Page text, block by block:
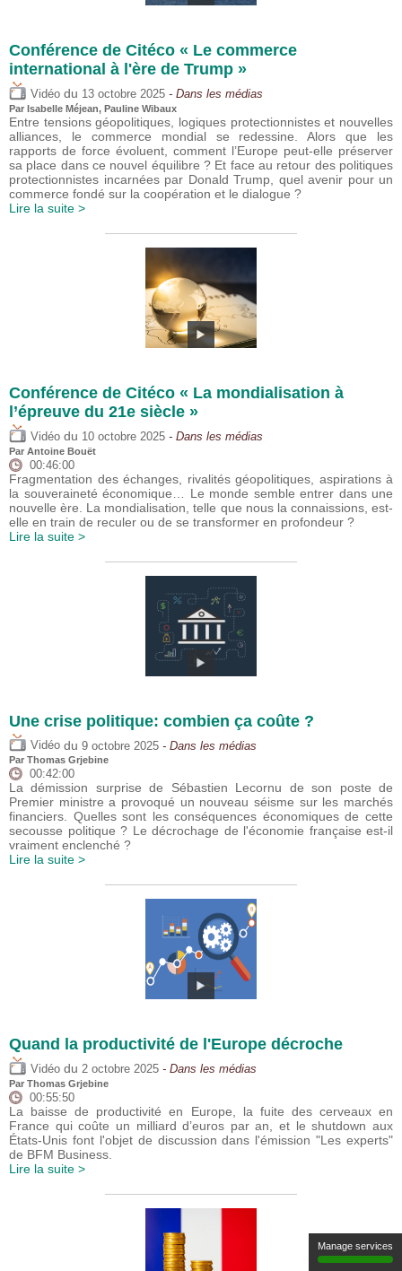
Conférence de Citéco « Le commerce
international à l'ère de Trump »
Vidéo du 13 octobre 2025 - Dans les médias
Par Isabelle Méjean, Pauline Wibaux
Entre tensions géopolitiques, logiques protectionnistes et nouvelles
alliances, le commerce mondial se redessine. Alors que les
rapports de force évoluent, comment l’Europe peut-elle préserver
sa place dans ce nouvel équilibre ? Et face au retour des politiques
protectionnistes incarnées par Donald Trump, quel avenir pour un
commerce fondé sur la coopération et le dialogue ?
Lire la suite >
Conférence de Citéco « La mondialisation à
l’épreuve du 21e siècle »
Vidéo du 10 octobre 2025 - Dans les médias
Par Antoine Bouët
00:46:00
Fragmentation des échanges, rivalités géopolitiques, aspirations à
la souveraineté économique… Le monde semble entrer dans une
nouvelle ère. La mondialisation, telle que nous la connaissions, est-
elle en train de reculer ou de se transformer en profondeur ?
Lire la suite >
Une crise politique: combien ça coûte ?
Vidéo du 9 octobre 2025 - Dans les médias
Par Thomas Grjebine
00:42:00
La démission surprise de Sébastien Lecornu de son poste de
Premier ministre a provoqué un nouveau séisme sur les marchés
financiers. Quelles sont les conséquences économiques de cette
secousse politique ? Le décrochage de l'économie française est-il
vraiment enclenché ?
Lire la suite >
Quand la productivité de l'Europe décroche
Vidéo du 2 octobre 2025 - Dans les médias
Par Thomas Grjebine
00:55:50
La baisse de productivité en Europe, la fuite des cerveaux en
France qui coûte un milliard d’euros par an, et le shutdown aux
États-Unis font l'objet de discussion dans l'émission "Les experts"
de BFM Business.
Lire la suite >
Manage services